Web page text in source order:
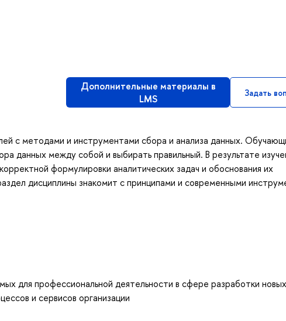
Дополнительные материалы в
LMS
Задать
с методами и инструментами сбора и анализа данных.
данных между собой и выбирать правильный. В результате
формулировки аналитических задач и обоснования их
дисциплины знакомит с принципами и современными
для профессиональной деятельности в сфере разработки
и сервисов организации